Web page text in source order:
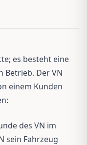
es besteht eine
Betrieb. Der VN
einem Kunden
des VN im
sein Fahrzeug